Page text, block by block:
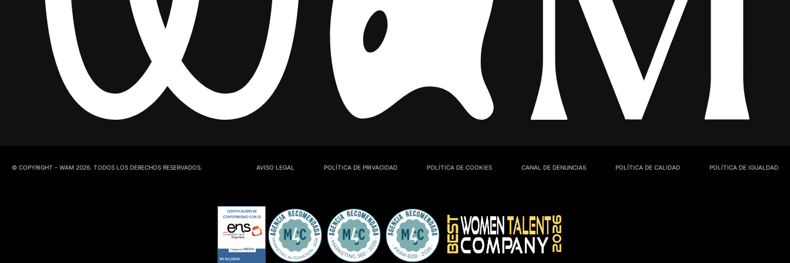
© COPYRIGHT - WAM 2026. TODOS LOS DERECHOS RESERVADOS. AVISO LEGAL POLÍTICA DE PRIVACIDAD POLÍTICA DE COOKIES CANAL DE DENUNCIAS POLÍTICA DE CALIDAD POLÍTICA DE IGUALDAD